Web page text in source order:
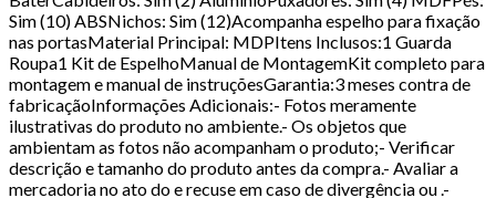
Sim (10) ABSNichos: Sim (12)Acompanha espelho para fixação
nas portasMaterial Principal: MDPItens Inclusos:1 Guarda
Roupa1 Kit de EspelhoManual de MontagemKit completo para
montagem e manual de instruçõesGarantia:3 meses contra de
fabricaçãoInformações Adicionais:- Fotos meramente
ilustrativas do produto no ambiente.- Os objetos que
ambientam as fotos não acompanham o produto;- Verificar
descrição e tamanho do produto antes da compra.- Avaliar a
mercadoria no ato do e recuse em caso de divergência ou .-